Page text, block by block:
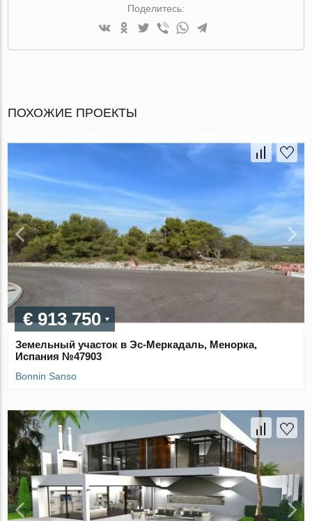
Поделитесь:
ПОХОЖИЕ ПРОЕКТЫ
€ 913 750
Земельный участок в Эс-Меркадаль, Менорка,
Испания №47903
Bonnin Sanso